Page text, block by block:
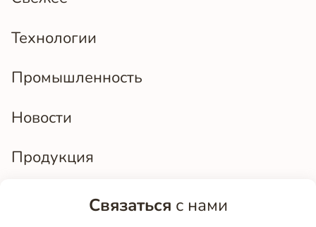
Технологии
Промышленность
Новости
Продукция
Связаться с нами